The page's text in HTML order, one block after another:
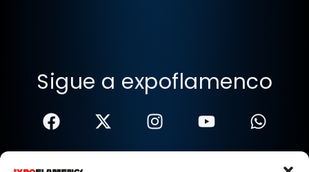
Sigue a expoflamenco